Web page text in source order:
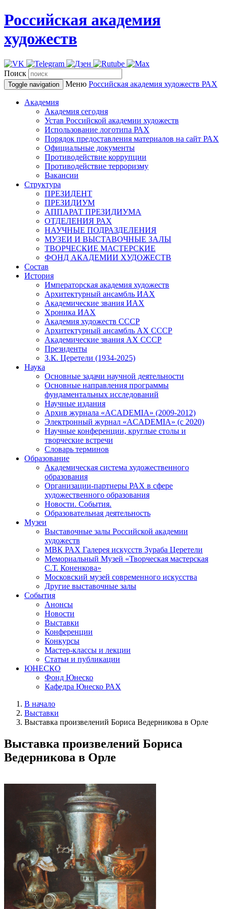
Российская академия
художеств
Поиск
Toggle navigation Меню Российская академия художеств РАХ
Академия
Академия сегодня
Устав Российской академии художеств
Использование логотипа РАХ
Порядок предоставления материалов на сайт РАХ
Официальные документы
Противодействие коррупции
Противодействие терроризму
Вакансии
Структура
ПРЕЗИДЕНТ
ПРЕЗИДИУМ
АППАРАТ ПРЕЗИДИУМА
ОТДЕЛЕНИЯ РАХ
НАУЧНЫЕ ПОДРАЗДЕЛЕНИЯ
МУЗЕИ И ВЫСТАВОЧНЫЕ ЗАЛЫ
ТВОРЧЕСКИЕ МАСТЕРСКИЕ
ФОНД АКАДЕМИИ ХУДОЖЕСТВ
Состав
История
Императорская академия художеств
Архитектурный ансамбль ИАХ
Академические звания ИАХ
Хроника ИАХ
Академия художеств СССР
Архитектурный ансамбль АХ СССР
Академические звания АХ СССР
Президенты
З.К. Церетели (1934-2025)
Наука
Основные задачи научной деятельности
Основные направления программы
фундаментальных исследований
Научные издания
Архив журнала «ACADEMIA» (2009-2012)
Электронный журнал «ACADEMIA» (с 2020)
Научные конференции, круглые столы и
творческие встречи
Словарь терминов
Образование
Академическая система художественного
образования
Организации-партнеры РАХ в сфере
художественного образования
Новости. События.
Образовательная деятельность
Музеи
Выставочные залы Российской академии
художеств
МВК РАХ Галерея искусств Зураба Церетели
Мемориальный Музей «Творческая мастерская
С.Т. Коненкова»
Московский музей современного искусства
Другие выставочные залы
События
Анонсы
Новости
Выставки
Конференции
Конкурсы
Мастер-классы и лекции
Статьи и публикации
ЮНЕСКО
Фонд Юнеско
Кафедра Юнеско РАХ
В начало
Выставки
Выставка произвелений Бориса Ведерникова в Орле
Выставка произвелений Бориса
Ведерникова в Орле